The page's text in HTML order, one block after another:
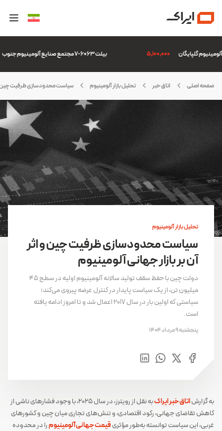
بیلت 6063-7 مجتمع صنایع آلومینیوم جنوب 5,100,000
صفحه اصلی اتاق خبر تحلیل بازار آلومینیوم سیاست محدودسازی ظرفیت چین و
تحلیل بازار آلومینیوم
سیاست محدودسازی ظرفیت چین و اثر
آن بر بازار جهانی آلومینیوم
دولت چین با حفظ سقف تولید سالانه آلومینیوم اولیه در سطح ۴۵
میلیون تن، از یک سیاست پایدار در کنترل عرضه پیروی می‌کند؛
سیاستی که اولین بار در سال ۲۰۱۷ اعمال شد و تا امروز ادامه یافته
است.
پنجشنبه 9 مرداد 1404
به گزارشاتاق خبر ایراک
به نقل از رویترز، در سال ۲۰۲۵، با وجود فشارهای ناشی از
کاهش تقاضای جهانی، رکود اقتصادی، و تنش‌های تجاری میان چین و کشورهای
غربی، این سیاست توانسته به‌طور مؤثریقیمت جهانی آلومینیومرا در محدوده